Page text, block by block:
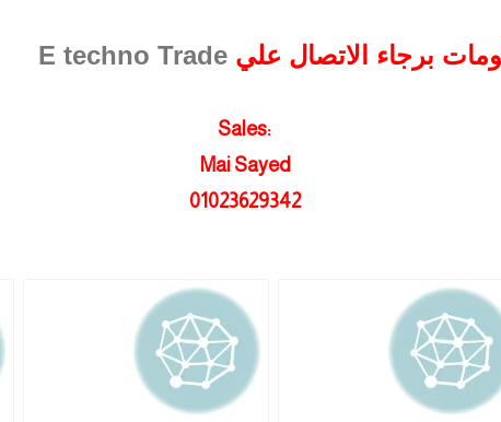
برجاء الاتصال علي E techno Trade
Sales:
Mai Sayed
01023629342